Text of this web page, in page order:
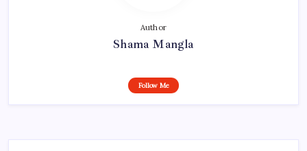
Author
Shama Mangla
Follow Me